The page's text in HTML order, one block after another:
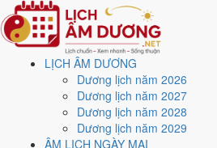
LỊCH ÂM DƯƠNG
Dương lịch năm 2026
Dương lịch năm 2027
Dương lịch năm 2028
Dương lịch năm 2029
ÂM LỊCH NGÀY MAI
Trang chủ
Lịch năm 2030
Lịch âm dương